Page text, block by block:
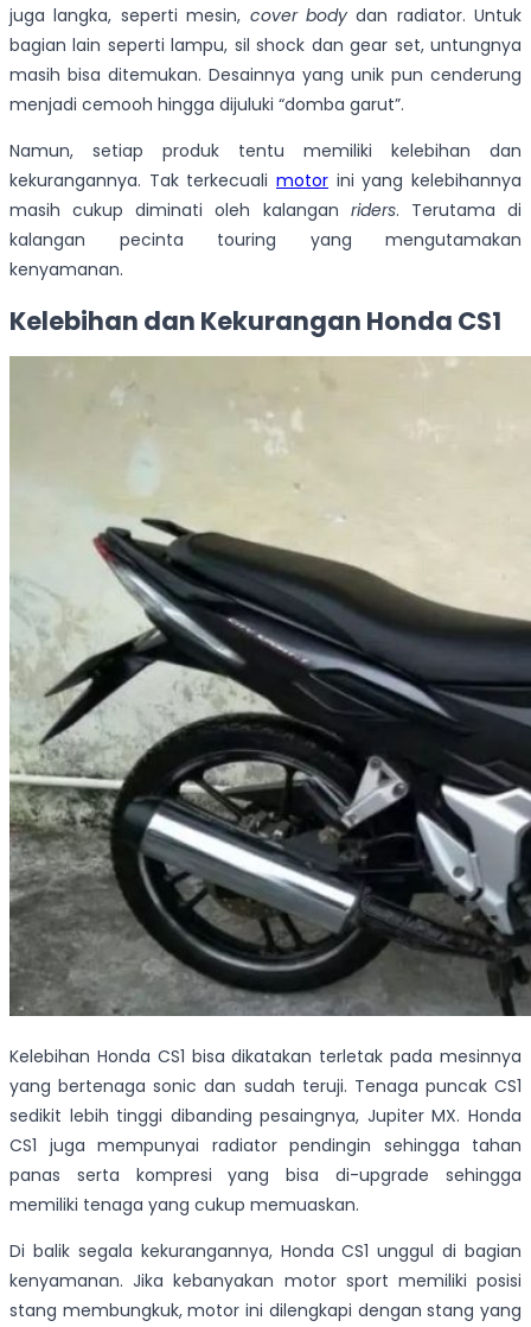
juga langka, seperti mesin, cover bodydan radiator. Untuk
bagian lain seperti lampu, sil shock dan gear set, untungnya
masih bisa ditemukan. Desainnya yang unik pun cenderung
menjadi cemooh hingga dijuluki “domba garut”.
Namun, setiap produk tentu memiliki kelebihan dan
kekurangannya. Tak terkecuali motor ini yang kelebihannya
masih cukup diminati oleh kalangan riders. Terutama di
kalangan pecinta touring yang mengutamakan
kenyamanan.
Kelebihan dan Kekurangan Honda CS1
Kelebihan Honda CS1 bisa dikatakan terletak pada mesinnya
yang bertenaga sonic dan sudah teruji. Tenaga puncak CS1
sedikit lebih tinggi dibanding pesaingnya, Jupiter MX. Honda
CS1 juga mempunyai radiator pendingin sehingga tahan
panas serta kompresi yang bisa di-upgrade sehingga
memiliki tenaga yang cukup memuaskan.
Di balik segala kekurangannya, Honda CS1 unggul di bagian
kenyamanan. Jika kebanyakan motor sport memiliki posisi
stang membungkuk, motor ini dilengkapi dengan stang yang